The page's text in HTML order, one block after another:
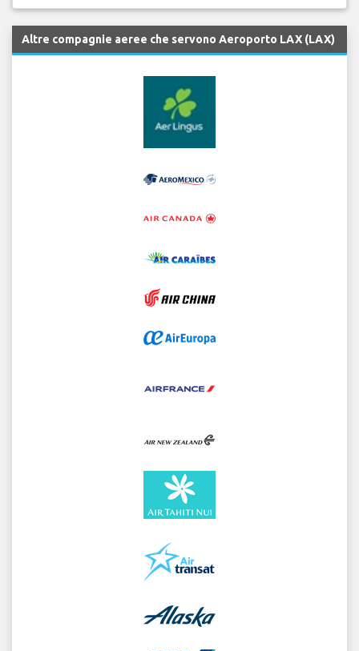
Altre compagnie aeree che servono Aeroporto LAX (LAX)